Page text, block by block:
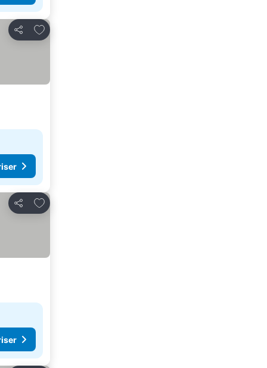
Dela
Lägg till i Mina Favoriter
Dela
Lägg till i Mina Favoriter